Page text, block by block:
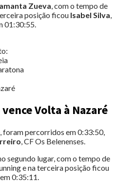
Zueva, com o tempo de
posição ficou Isabel Silva,
01:30:55.
Volta à Nazaré
foram percorridos em 0:33:50,
, CF Os Belenenses.
segundo lugar, com o tempo de
e na terceira posição ficou
0:35:11.